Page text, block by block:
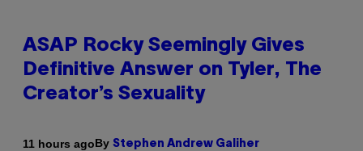
ASAP Rocky Seemingly Gives
Definitive Answer on Tyler, The
Creator’s Sexuality
11 hours agoBy Stephen Andrew Galiher